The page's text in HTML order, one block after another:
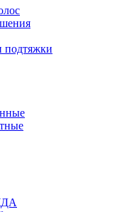
подтяжки